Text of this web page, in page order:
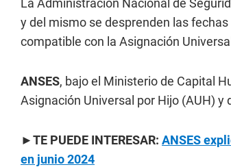
y del mismo se desprenden las fechas
compatible con la Asignación
ANSES, bajo el Ministerio de Capital
Asignación Universal por Hijo (AUH) y
►TE PUEDE INTERESAR: ANSES
en junio 2024